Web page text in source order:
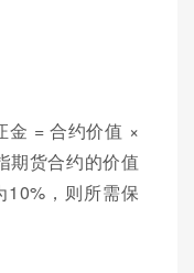
金 = 合约价值 ×
期货合约的价值
10%，则所需保